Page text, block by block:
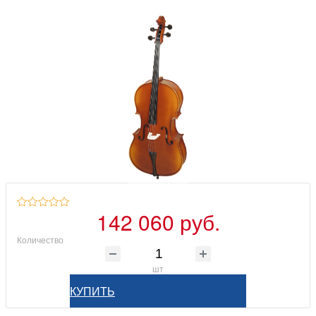
142 060 руб.
Количество
шт
КУПИТЬ